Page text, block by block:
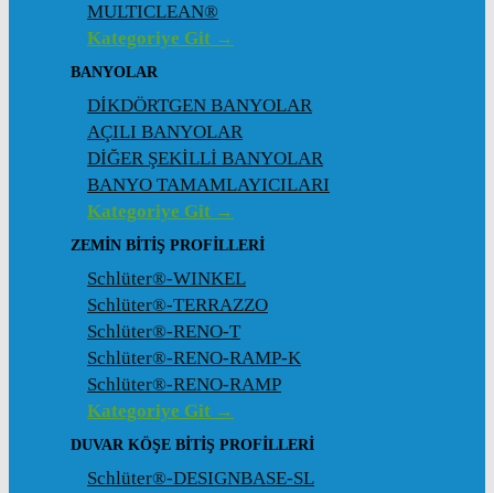
MULTICLEAN®
Kategoriye Git →
BANYOLAR
DİKDÖRTGEN BANYOLAR
AÇILI BANYOLAR
DİĞER ŞEKİLLİ BANYOLAR
BANYO TAMAMLAYICILARI
Kategoriye Git →
ZEMIN BITIŞ PROFILLERI
Schlüter®-WINKEL
Schlüter®-TERRAZZO
Schlüter®-RENO-T
Schlüter®-RENO-RAMP-K
Schlüter®-RENO-RAMP
Kategoriye Git →
DUVAR KÖŞE BITIŞ PROFILLERI
Schlüter®-DESIGNBASE-SL